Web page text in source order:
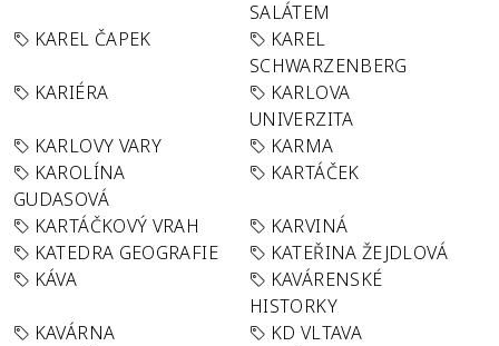
SALÁTEM
KAREL ČAPEK
KAREL
SCHWARZENBERG
KARIÉRA
KARLOVA
UNIVERZITA
KARLOVY VARY
KARMA
KAROLÍNA
GUDASOVÁ
KARTÁČEK
KARTÁČKOVÝ VRAH
KARVINÁ
KATEDRA GEOGRAFIE
KATEŘINA ŽEJDLOVÁ
KÁVA
KAVÁRENSKÉ
HISTORKY
KAVÁRNA
KD VLTAVA